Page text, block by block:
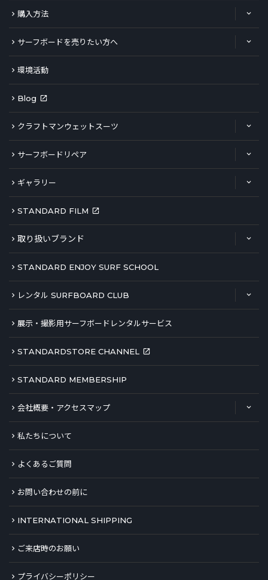
購入方法
サーフボードを売りたい方へ
環境活動
Blog
クラフトマンウェットスーツ
サーフボードリペア
ギャラリー
STANDARD FILM
取り扱いブランド
STANDARD ENJOY SURF SCHOOL
レンタル SURFBOARD CLUB
展示・撮影用サーフボードレンタルサービス
STANDARDSTORE CHANNEL
STANDARD MEMBERSHIP
会社概要・アクセスマップ
私たちについて
よくあるご質問
お問い合わせの前に
INTERNATIONAL SHIPPING
ご来店時のお願い
プライバシーポリシー